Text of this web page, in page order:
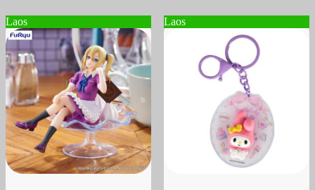
Valikuid
saab
tootelehel.
Laos Laos